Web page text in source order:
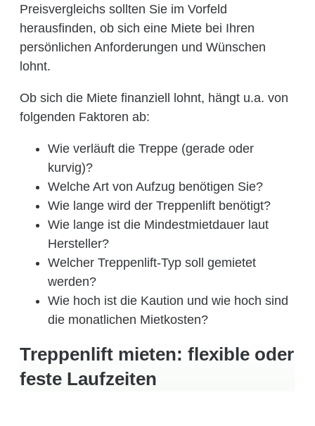
Preisvergleichs sollten Sie im Vorfeld
herausfinden, ob sich eine Miete bei Ihren
persönlichen Anforderungen und Wünschen
lohnt.
Ob sich die Miete finanziell lohnt, hängt u.a. von
folgenden Faktoren ab:
Wie verläuft die Treppe (gerade oder
kurvig)?
Welche Art von Aufzug benötigen Sie?
Wie lange wird der Treppenlift benötigt?
Wie lange ist die Mindestmietdauer laut
Hersteller?
Welcher Treppenlift-Typ soll gemietet
werden?
Wie hoch ist die Kaution und wie hoch sind
die monatlichen Mietkosten?
Treppenlift mieten: flexible oder
feste Laufzeiten